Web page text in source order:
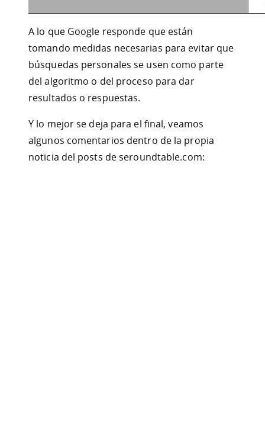
A lo que Google responde que están
tomando medidas necesarias para evitar que
búsquedas personales se usen como parte
del algoritmo o del proceso para dar
resultados o respuestas.
Y lo mejor se deja para el final, veamos
algunos comentarios dentro de la propia
noticia del posts de seroundtable.com: